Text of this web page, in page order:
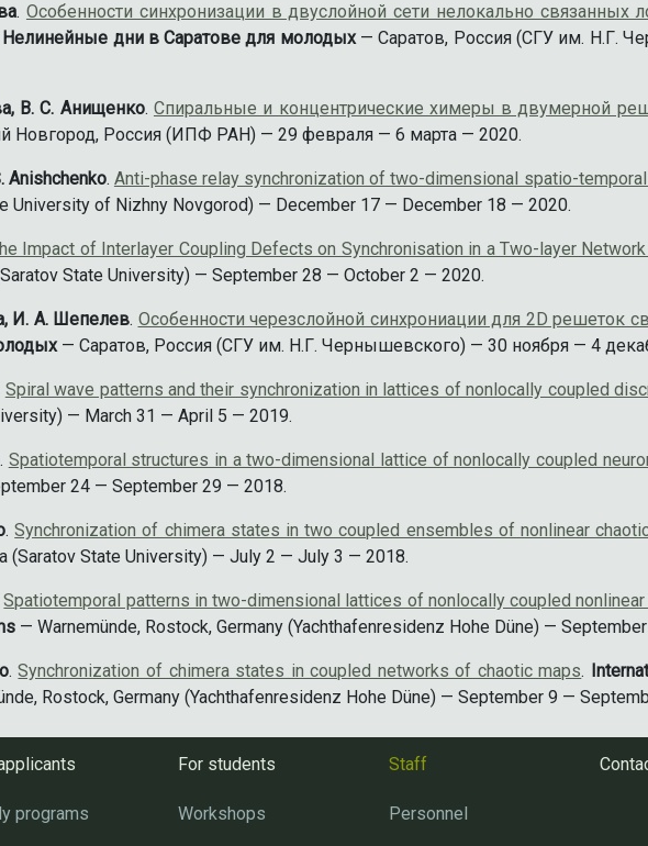
. Особенности синхронизации в двуслойной сети нелокально связанных
Нелинейные дни в Саратове для молодых— Саратов, Россия (СГУ им. Н.Г.
В. С. Анищенко. Спиральные и концентрические химеры в двумерной
Новгород, Россия (ИПФ РАН) — 29 февраля — 6 марта — 2020.
Anishchenko. Anti-phase relay synchronization of two-dimensional spatio-
University of Nizhny Novgorod) — December 17 — December 18 — 2020.
Impact of Interlayer Coupling Defects on Synchronisation in a Two-layer
State University) — September 28 — October 2 — 2020.
И. А. Шепелев. Особенности черезслойной синхрониации для 2D решеток
— Саратов, Россия (СГУ им. Н.Г. Чернышевского) — 30 ноября — 4
Spiral wave patterns and their synchronization in lattices of nonlocally coupled
— March 31 — April 5 — 2019.
. Spatiotemporal structures in a two-dimensional lattice of nonlocally coupled
24 — September 29 — 2018.
.Synchronization of chimera states in two coupled ensembles of nonlinear
(Saratov State University) — July 2 — July 3 — 2018.
Spatiotemporal patterns in two-dimensional lattices of nonlocally coupled
— Warnemünde, Rostock, Germany (Yachthafenresidenz Hohe Düne) —
.Synchronization of chimera states in coupled networks of chaotic maps.
Rostock, Germany (Yachthafenresidenz Hohe Düne) — September 9 —
programs
For students
Workshops
Staff
Personnel